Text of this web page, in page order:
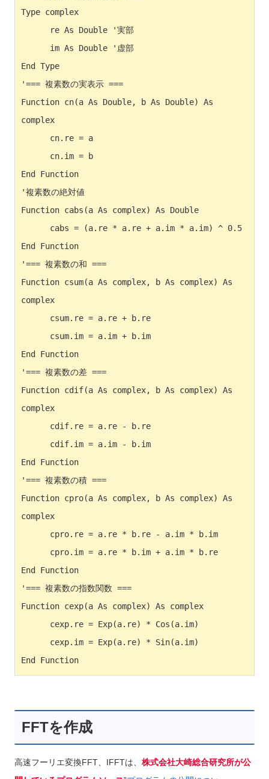
Type complex
End Type
'=== 複素数の実表示 ===
Function cn(a As Double, b As Double) As
complex
End Function
'複素数の絶対値
Function cabs(a As complex) As Double
End Function
'=== 複素数の和 ===
Function csum(a As complex, b As complex) As
complex
End Function
'=== 複素数の差 ===
Function cdif(a As complex, b As complex) As
complex
End Function
'=== 複素数の積 ===
Function cpro(a As complex, b As complex) As
complex
End Function
'=== 複素数の指数関数 ===
Function cexp(a As complex) As complex
End Function
FFTを作成
高速フーリエ変換FFT、IFFTは、 株式会社大崎総合研究所が公